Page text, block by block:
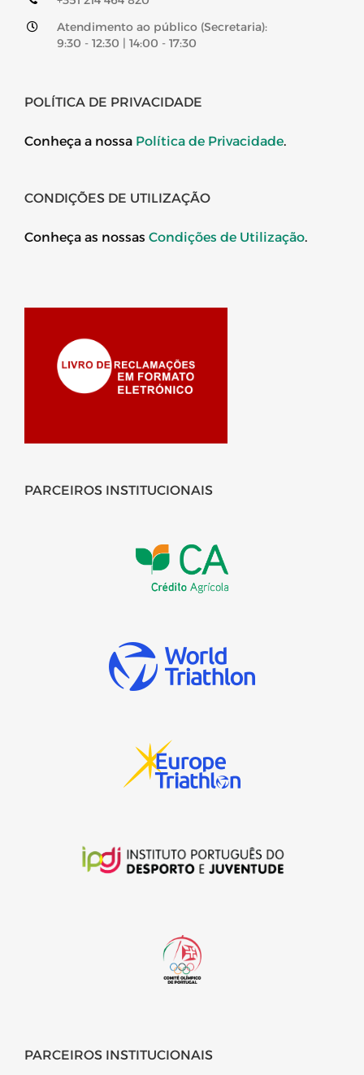
Atendimento ao público (Secretaria):
9:30 - 12:30 | 14:00 - 17:30
POLÍTICA DE PRIVACIDADE
Conheça a nossa Política de Privacidade.
CONDIÇÕES DE UTILIZAÇÃO
Conheça as nossas Condições de Utilização.
PARCEIROS INSTITUCIONAIS
PARCEIROS INSTITUCIONAIS